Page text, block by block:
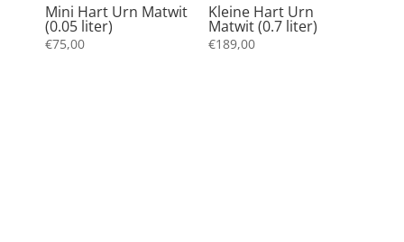
Mini Hart Urn Matwit
(0.05 liter)
€75,00
Kleine Hart Urn
Matwit (0.7 liter)
€189,00